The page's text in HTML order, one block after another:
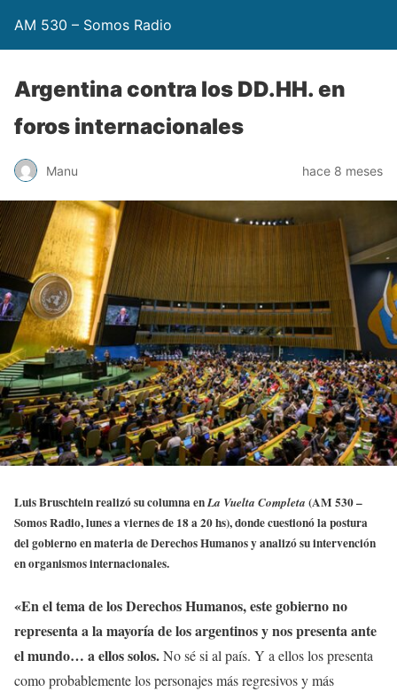
AM 530 – Somos Radio
Argentina contra los DD.HH. en
foros internacionales
Manu hace 8 meses
Luis Bruschtein realizó su columna enLa Vuelta Completa (AM 530 –
Somos Radio, lunes a viernes de 18 a 20 hs), donde cuestionó la postura
del gobierno en materia de Derechos Humanos y analizó su intervención
en organismos internacionales.
«En el tema de los Derechos Humanos, este gobierno no
representa a la mayoría de los argentinos y nos presenta ante
el mundo… a ellos solos.No sé si al país. Y a ellos los presenta
como probablemente los personajes más regresivos y más